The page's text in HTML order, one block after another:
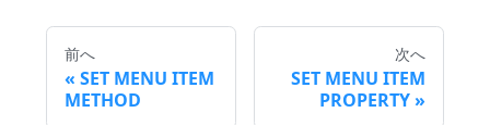
前へ
SET MENU ITEM
METHOD
次へ
SET MENU ITEM
PROPERTY